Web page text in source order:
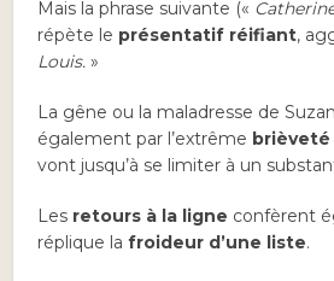
Mais la phrase suivante («
répète le présentatif réifiant,
Louis. »
La gêne ou la maladresse de
également par l’extrême brièveté
vont jusqu’à se limiter à un
Les retours à la ligne confèrent
réplique lafroideur d’une liste.